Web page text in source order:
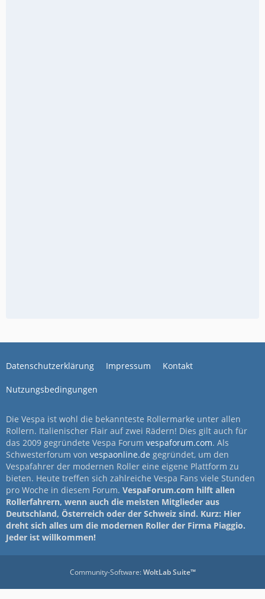
Datenschutzerklärung Impressum Kontakt
Nutzungsbedingungen
Die Vespa ist wohl die bekannteste Rollermarke unter allen
Rollern. Italienischer Flair auf zwei Rädern! Dies gilt auch für
das 2009 gegründete Vespa Forum vespaforum.com. Als
Schwesterforum von vespaonline.de gegründet, um den
Vespafahrer der modernen Roller eine eigene Plattform zu
bieten. Heute treffen sich zahlreiche Vespa Fans viele Stunden
pro Woche in diesem Forum. VespaForum.com hilft allen
Rollerfahrern, wenn auch die meisten Mitglieder aus
Deutschland, Österreich oder der Schweiz sind. Kurz: Hier
dreht sich alles um die modernen Roller der Firma Piaggio.
Jeder ist willkommen!
Community-Software:WoltLab Suite™